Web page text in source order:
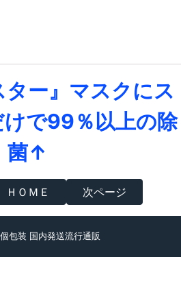
ー』マスクにス
で99％以上の除
菌↑
ＨＯＭＥ 次ページ
包装 国内発送流行通販